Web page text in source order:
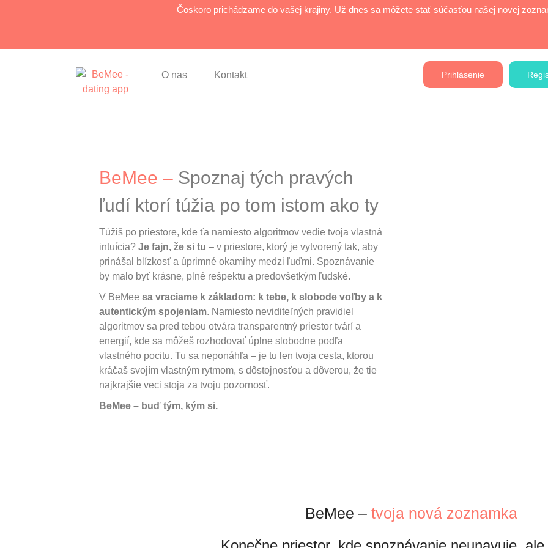
Čoskoro prichádzame do vašej krajiny. Už dnes sa môžete stať súčasťou našej novej
O nas Kontakt Prihlásenie
BeMee – Spoznaj tých pravých
ľudí ktorí túžia po tom istom ako ty
Túžiš po priestore, kde ťa namiesto algoritmov vedie tvoja vlastná
intuícia? Je fajn, že si tu – v priestore, ktorý je vytvorený tak, aby
prinášal blízkosť a úprimné okamihy medzi ľuďmi. Spoznávanie
by malo byť krásne, plné rešpektu a predovšetkým ľudské.
V BeMee sa vraciame k základom: k tebe, k slobode voľby a k
autentickým spojeniam. Namiesto neviditeľných pravidiel
algoritmov sa pred tebou otvára transparentný priestor tvárí a
energií, kde sa môžeš rozhodovať úplne slobodne podľa
vlastného pocitu. Tu sa neponáhľa – je tu len tvoja cesta, ktorou
kráčaš svojím vlastným rytmom, s dôstojnosťou a dôverou, že tie
najkrajšie veci stoja za tvoju pozornosť.
BeMee – buď tým, kým si.
BeMee – tvoja nová zoznamka